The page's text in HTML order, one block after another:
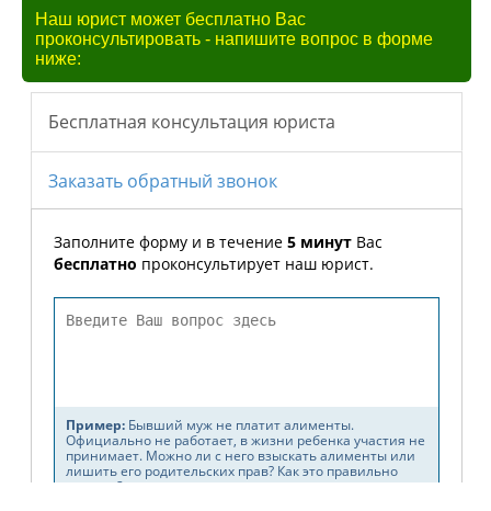
Наш юрист может бесплатно Вас
проконсультировать - напишите вопрос в форме
ниже: